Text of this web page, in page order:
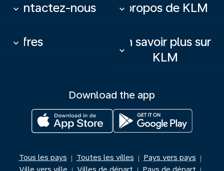
Contactez-nous
keyboard_arrow_down À propos de KLM
keyboard_arrow_down
Offres
keyboard_arrow_down
En savoir plus sur
KLM
keyboard_arrow_down
Download the app
Tous les pays | Toutes les villes | Pays vers pays |
| | |